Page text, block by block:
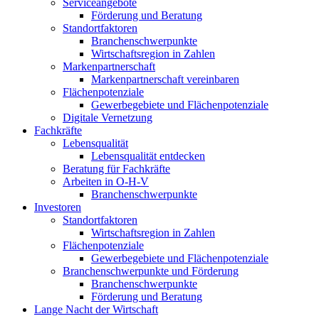
Förderung und Beratung
Standortfaktoren
Branchenschwerpunkte
Wirtschaftsregion in Zahlen
Markenpartnerschaft
Markenpartnerschaft vereinbaren
Flächenpotenziale
Gewerbegebiete und Flächenpotenziale
Digitale Vernetzung
Fachkräfte
Lebensqualität
Lebensqualität entdecken
Beratung für Fachkräfte
Arbeiten in O-H-V
Branchenschwerpunkte
Investoren
Standortfaktoren
Wirtschaftsregion in Zahlen
Flächenpotenziale
Gewerbegebiete und Flächenpotenziale
Branchenschwerpunkte und Förderung
Branchenschwerpunkte
Förderung und Beratung
Lange Nacht der Wirtschaft